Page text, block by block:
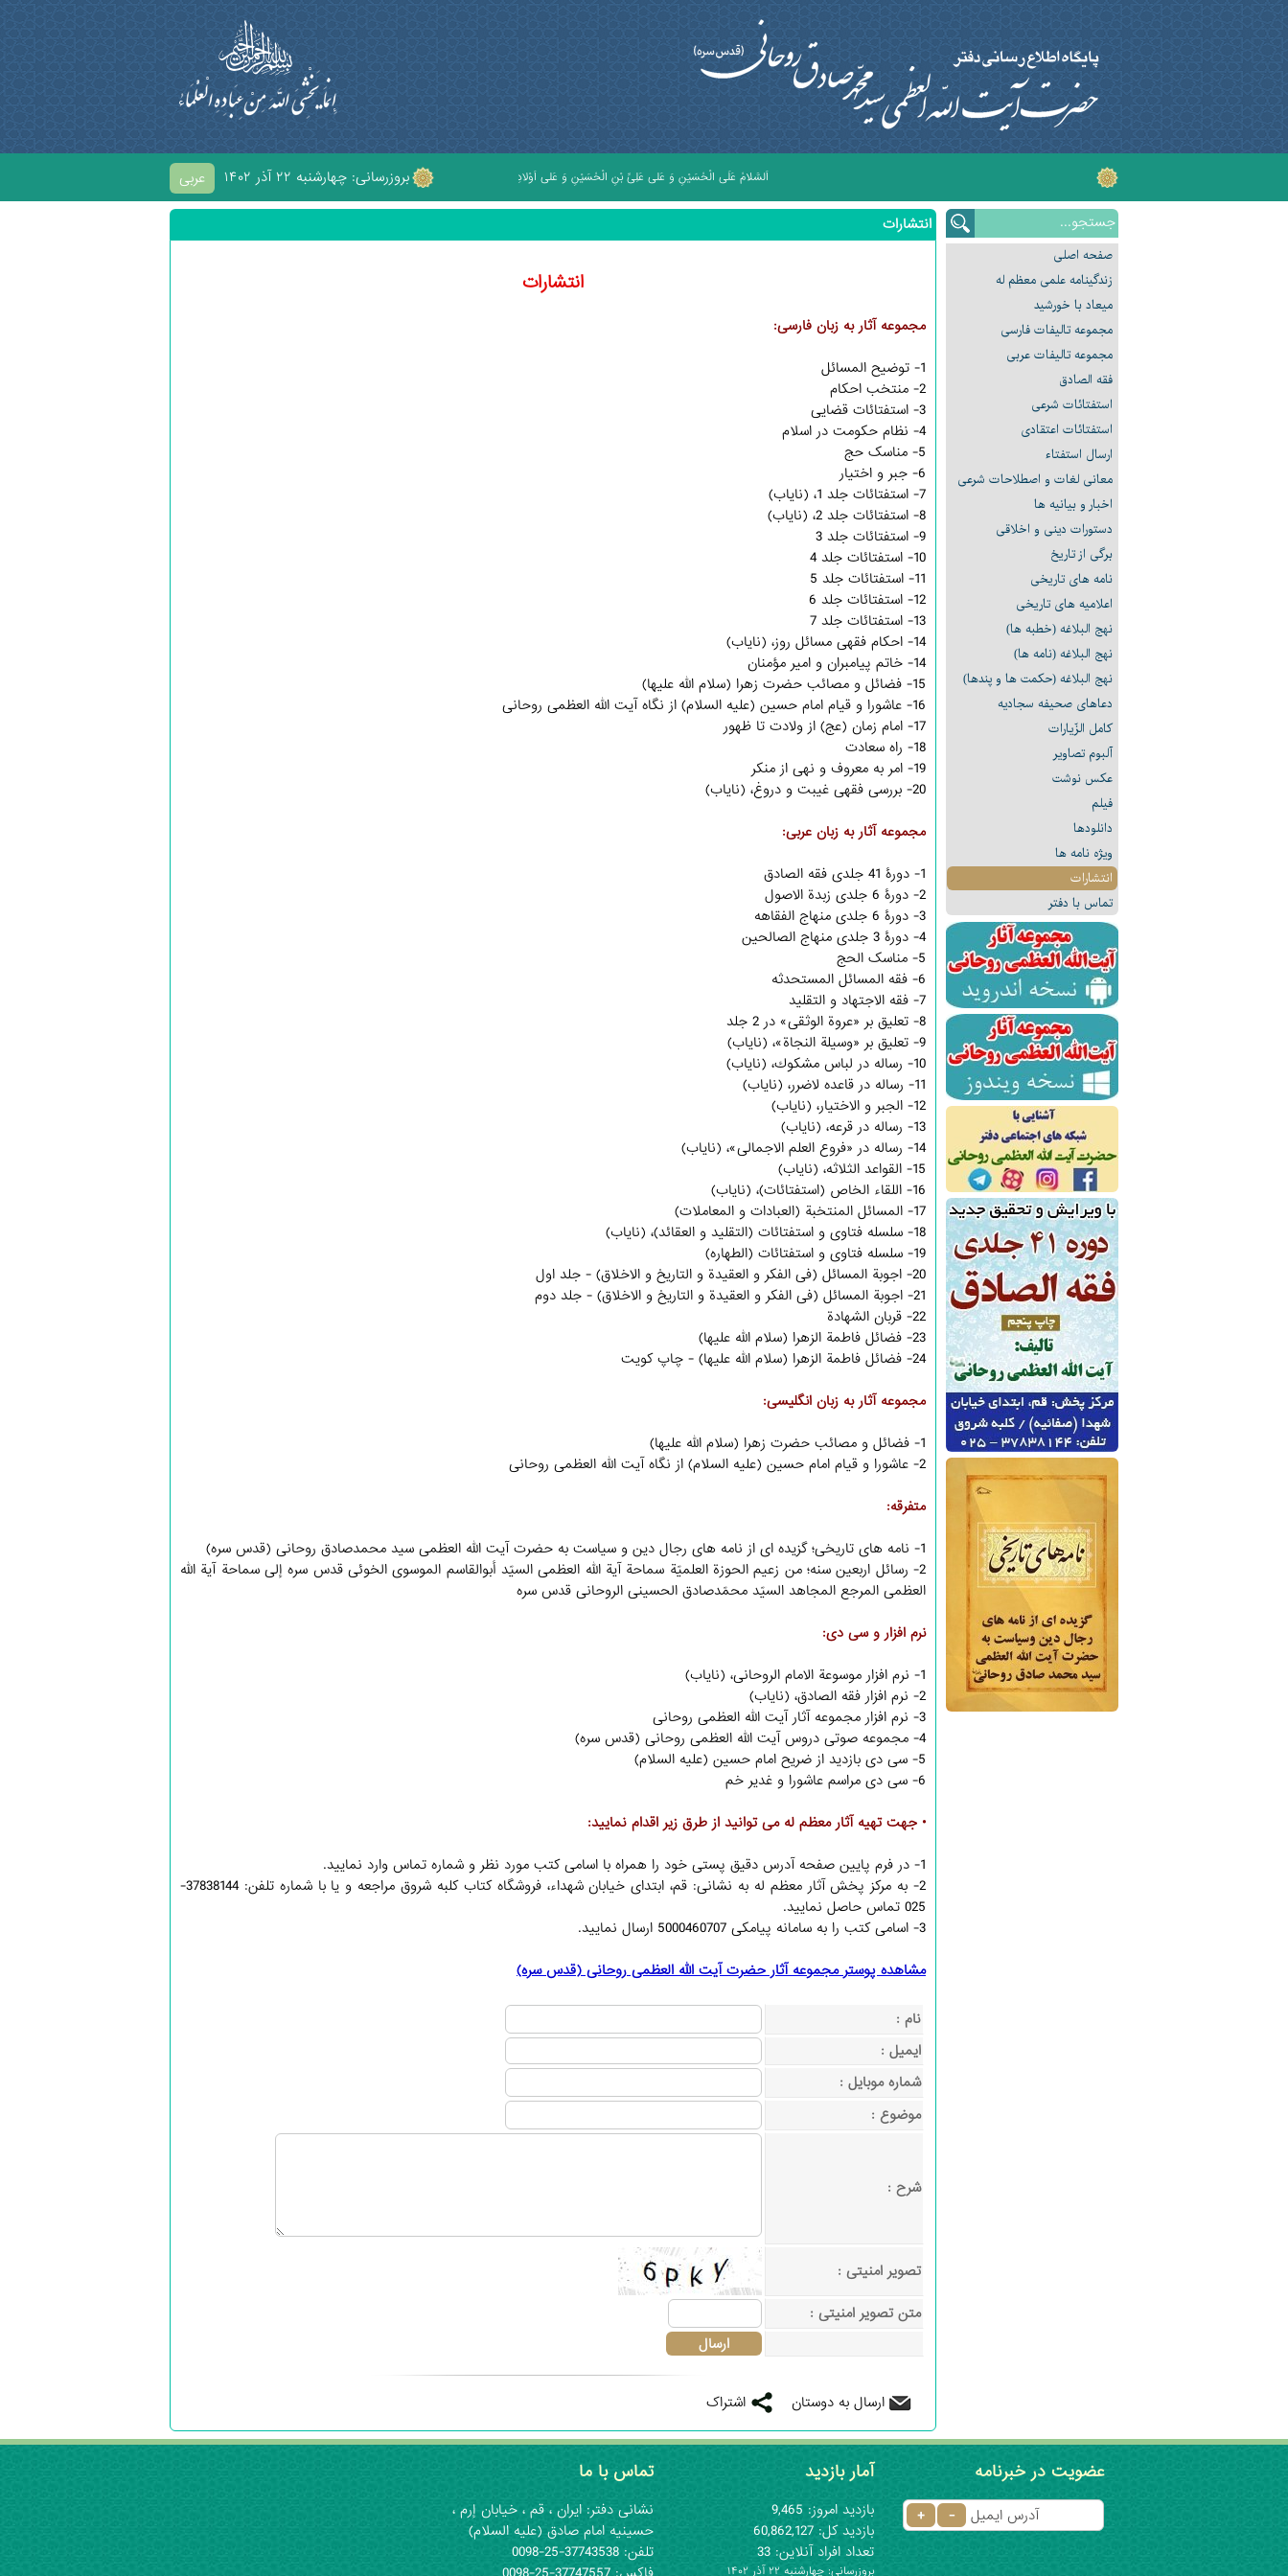
عربی بروزرسانی: ۱۴۰۲ چهارشنبه ۲۲ آذر اَلسَّلامُ عَلَى الْحُسَيْنِ وَ عَلى عَلِىِّ بْنِ الْحُسَيْنِ وَ عَلى اَوْلادِ الْحُسَيْنِ وَ عَلى اَصْحابِ الْحُسَيْنِ
صفحه اصلی
زندگینامه علمی معظم له
میعاد با خورشید
مجموعه تالیفات فارسی
مجموعه تالیفات عربی
فقه الصادق
استفتائات شرعی
استفتائات اعتقادی
ارسال استفتاء
معانى لغات و اصطلاحات شرعی
اخبار و بیانیه ها
دستورات دینی و اخلاقی
برگی از تاریخ
نامه های تاریخی
اعلامیه های تاریخی
نهج البلاغه (خطبه ها)
نهج البلاغه (نامه ها)
نهج البلاغه (حکمت ها و پندها)
دعاهای صحیفه سجادیه
كامل الزّيارات
آلبوم تصاویر
عکس نوشت
فیلم
دانلودها
ویژه نامه ها
انتشارات
تماس با دفتر
انتشارات
انتشارات
مجموعه آثار به زبان فارسی:
1- توضیح المسائل
2- منتخب احکام
3- استفتائات قضایی
4- نظام حکومت در اسلام
5- مناسک حج
6- جبر و اختیار
7- استفتائات جلد 1، (نایاب)
8- استفتائات جلد 2، (نایاب)
9- استفتائات جلد 3
10- استفتائات جلد 4
11- استفتائات جلد 5
12- استفتائات جلد 6
13- استفتائات جلد 7
14- احكام فقهى مسائل روز،
(نایاب)
14- خاتم پیامبران و امیر مؤمنان
15- فضائل و مصائب حضرت زهرا (سلام الله علیها)
16- عاشورا و قیام امام حسین (علیه السلام) از نگاه آیت الله العظمی روحانی
17- امام زمان (عج) از ولادت تا ظهور
18- راه سعادت
19- امر به معروف و نهی از منکر
20- بررسی فقهی غیبت و دروغ، (نایاب)
مجموعه آثار به زبان عربی:
1- دورۀ 41 جلدی فقه الصادق
2- دورۀ 6 جلدی زبدة الاصول
3- دورۀ 6 جلدی منهاج الفقاهه
4- دورۀ 3 جلدی منهاج الصالحین
5- مناسک الحج
6- فقه المسائل المستحدثه
7- فقه الاجتهاد و التقلید
8- تعليق بر «عروة الوثقى» در 2 جلد
9- تعليق بر «وسيلة النجاة»
، (نایاب)
10- رساله در لباس مشكوك
، (نایاب)
11- رساله در قاعده لاضرر
، (نایاب)
12- الجبر و الاختيار
، (نایاب)
13- رساله در قرعه
، (نایاب)
14- رساله در «فروع العلم الاجمالى»
، (نایاب)
15- القواعد الثلاثه
، (نایاب)
16- اللقاء الخاص (استفتائات‏)
، (نایاب)
17- المسائل المنتخبة (العبادات و المعاملات)
18- سلسله فتاوی و استفتائات (التقلید و العقائد)، (نایاب)
19- سلسله فتاوی و استفتائات (الطهاره)
20- اجوبة المسائل (فی الفکر و العقیدة و التاریخ و الاخلاق) - جلد اول
21- اجوبة المسائل (فی الفکر و العقیدة و التاریخ و الاخلاق) - جلد دوم
22- قربان الشهادة
23- فضائل فاطمة الزهرا (سلام الله علیها)
24- فضائل فاطمة الزهرا (سلام الله علیها) - چاپ کویت
مجموعه آثار به زبان انگلیسی:
1- فضائل و مصائب حضرت زهرا (سلام الله علیها)
2- عاشورا و قیام امام حسین (علیه السلام) از نگاه آیت الله العظمی روحانی
متفرقه:
1- نامه های تاریخی؛ گزیده ای از نامه های رجال دین و سیاست به حضرت آیت الله العظمی سید محمدصادق روحانی (قدس سره)
2- رسائل اربعین سنه؛ من زعیم الحوزة العلمیّة سماحة آیة الله العظمی السیّد أبوالقاسم الموسوی الخوئی قدس سره إلی سماحة آیة الله
العظمی المرجع المجاهد السیّد محمّدصادق الحسینی الروحانی قدس سره
نرم افزار و سی دی:
1- نرم افزار موسوعة الامام الروحانی، (نایاب)
2- نرم افزار فقه الصادق، (نایاب)
3- نرم افزار مجموعه آثار آیت الله العظمی روحانی
4- مجموعه صوتی دروس آیت الله العظمی روحانی (قدس سره)
5- سی دی بازدید از ضریح امام حسین (علیه السلام)
6- سی دی مراسم عاشورا و غدیر خم
• جهت تهیه آثار معظم له می توانید از طرق زیر اقدام نمایید:
1- در فرم پایین صفحه آدرس دقیق پستی خود را همراه با اسامی کتب مورد نظر و شماره تماس وارد نمایید.
2- به مرکز پخش آثار معظم له به نشانی: قم، ابتدای خیابان شهداء، فروشگاه کتاب کلبه شروق مراجعه و یا با شماره تلفن: 37838144-
025 تماس حاصل نمایید.
3- اسامی کتب را به سامانه پیامکی 5000460707 ارسال نمایید.
مشاهده پوستر مجموعه آثار حضرت آیت الله العظمی روحانی (قدس سره)
نام :
ایمیل :
شماره موبایل :
موضوع :
شرح :
تصویر امنیتی :
متن تصویر امنیتی :
ارسال به دوستان اشتراک
عضویت در خبرنامه آمار بازدید
بازدید امروز: 9,465
بازدید کل: 60,862,127
تعداد افراد آنلاین: 33
بروزرسانی: ۱۴۰۲ چهارشنبه ۲۲ آذر
تماس با ما
نشانی دفتر: ايران ، قم ، خيابان إرم ،
حسينيه امام صادق (علیه السلام)
تلفن: 37743538-25-0098